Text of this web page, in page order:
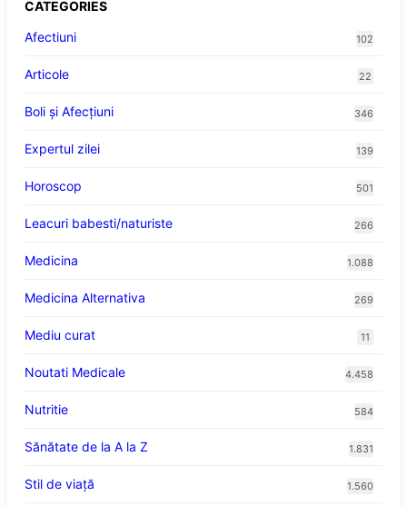
CATEGORIES
Afectiuni
102
Articole 22
Boli și Afecțiuni 346
Expertul zilei 139
Horoscop 501
Leacuri babesti/naturiste 266
Medicina 1.088
Medicina Alternativa 269
Mediu curat 11
Noutati Medicale 4.458
Nutritie 584
Sănătate de la A la Z 1.831
Stil de viaţă 1.560